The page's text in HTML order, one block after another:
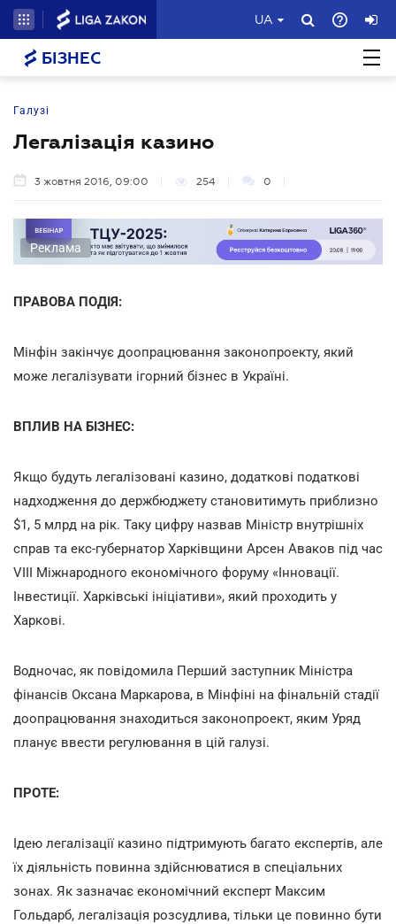
UA
БІЗНЕС
Галузі
Легалізація казино
3 жовтня 2016, 09:00 254 0
Реклама
ПРАВОВА ПОДІЯ:
Мінфін закінчує доопрацювання законопроекту, який
може легалізувати ігорний бізнес в Україні.
ВПЛИВ НА БІЗНЕС:
Якщо будуть легалізовані казино, додаткові податкові
надходження до держбюджету становитимуть приблизно
$1, 5 млрд на рік. Таку цифру назвав Міністр внутрішніх
справ та екс-губернатор Харківщини Арсен Аваков під час
VIII Міжнародного економічного форуму «Інновації.
Інвестиції. Харківські ініціативи», який проходить у
Харкові.
Водночас, як повідомила Перший заступник Міністра
фінансів Оксана Маркарова, в Мінфіні на фінальній стадії
доопрацювання знаходиться законопроект, яким Уряд
планує ввести регулювання в цій галузі.
ПРОТЕ:
Ідею легалізації казино підтримують багато експертів, але
їх діяльність повинна здійснюватися в спеціальних
зонах. Як зазначає економічний експерт Максим
Гольдарб, легалізація розсудлива, тільки це повинно бути